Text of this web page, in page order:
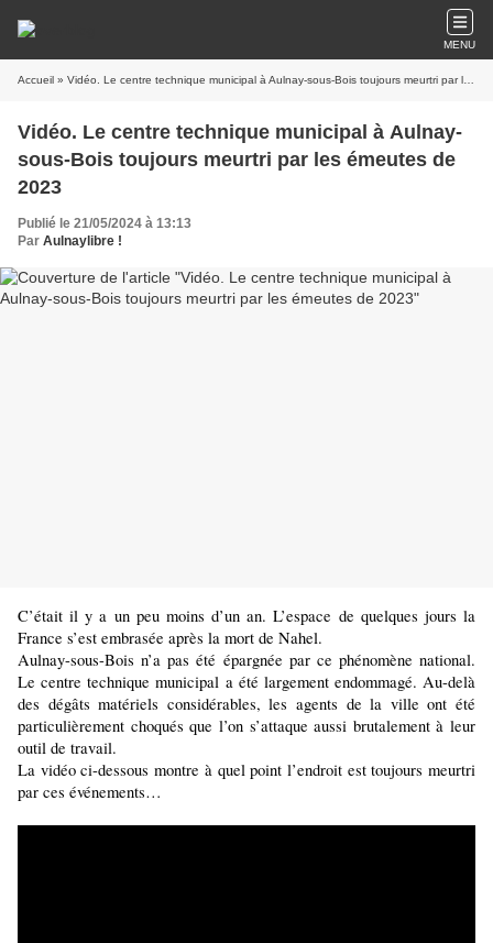
MENU
Accueil » Vidéo. Le centre technique municipal à Aulnay-sous-Bois toujours meurtri par les émeutes de 2023
Vidéo. Le centre technique municipal à Aulnay-
sous-Bois toujours meurtri par les émeutes de
2023
Publié le 21/05/2024 à 13:13
Par Aulnaylibre !
C’était il y a un peu moins d’un an. L’espace de quelques jours la
France s’est embrasée après la mort de Nahel.
Aulnay-sous-Bois n’a pas été épargnée par ce phénomène national.
Le centre technique municipal a été largement endommagé. Au-delà
des dégâts matériels considérables, les agents de la ville ont été
particulièrement choqués que l’on s’attaque aussi brutalement à leur
outil de travail.
La vidéo ci-dessous montre à quel point l’endroit est toujours meurtri
par ces événements…